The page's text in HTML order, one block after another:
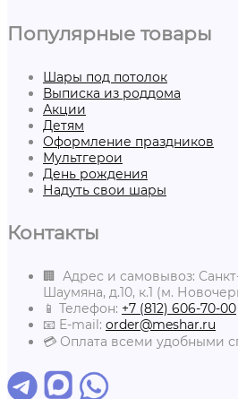
Популярные товары
Шары под потолок
Выписка из роддома
Акции
Детям
Оформление праздников
Мультгерои
День рождения
Надуть свои шары
Контакты
🏢 Адрес и самовывоз:
Шаумяна, д.10, к.1 (м.
📱 Телефон: +7 (812) 606-70-00
📧 E-mail: order@meshar.ru
💳 Оплата всеми удобными